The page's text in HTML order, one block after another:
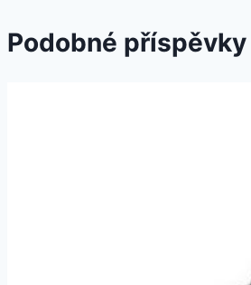
Podobné příspěvky